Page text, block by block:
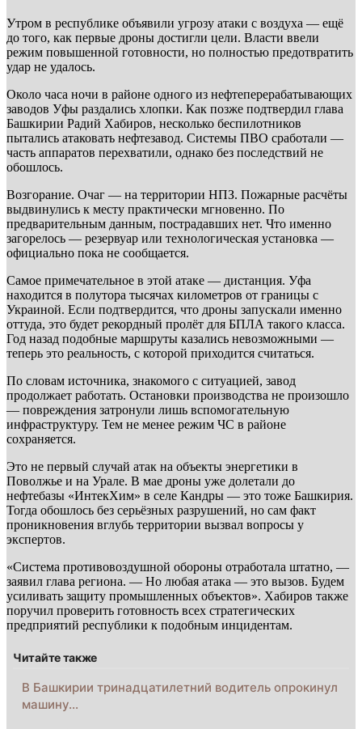
Утром в республике объявили угрозу атаки с воздуха — ещё
до того, как первые дроны достигли цели. Власти ввели
режим повышенной готовности, но полностью предотвратить
удар не удалось.
Около часа ночи в районе одного из нефтеперерабатывающих
заводов Уфы раздались хлопки. Как позже подтвердил глава
Башкирии Радий Хабиров, несколько беспилотников
пытались атаковать нефтезавод. Системы ПВО сработали —
часть аппаратов перехватили, однако без последствий не
обошлось.
Возгорание. Очаг — на территории НПЗ. Пожарные расчёты
выдвинулись к месту практически мгновенно. По
предварительным данным, пострадавших нет. Что именно
загорелось — резервуар или технологическая установка —
официально пока не сообщается.
Самое примечательное в этой атаке — дистанция. Уфа
находится в полутора тысячах километров от границы с
Украиной. Если подтвердится, что дроны запускали именно
оттуда, это будет рекордный пролёт для БПЛА такого класса.
Год назад подобные маршруты казались невозможными —
теперь это реальность, с которой приходится считаться.
По словам источника, знакомого с ситуацией, завод
продолжает работать. Остановки производства не произошло
— повреждения затронули лишь вспомогательную
инфраструктуру. Тем не менее режим ЧС в районе
сохраняется.
Это не первый случай атак на объекты энергетики в
Поволжье и на Урале. В мае дроны уже долетали до
нефтебазы «ИнтекХим» в селе Кандры — это тоже Башкирия.
Тогда обошлось без серьёзных разрушений, но сам факт
проникновения вглубь территории вызвал вопросы у
экспертов.
«Система противовоздушной обороны отработала штатно, —
заявил глава региона. — Но любая атака — это вызов. Будем
усиливать защиту промышленных объектов». Хабиров также
поручил проверить готовность всех стратегических
предприятий республики к подобным инцидентам.
Читайте также
В Башкирии тринадцатилетний водитель опрокинул
машину…